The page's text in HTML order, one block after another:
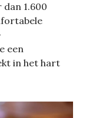
1.600
een
in het hart